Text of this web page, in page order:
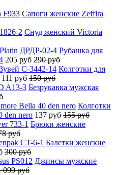
Сапоги женские Zeffira
Снуд женский Victoria
Рубашка для
205 руб 290 руб
Колготки для
111 руб 150 руб
Безрукавка мужская
Колготки
den nero 137 руб 155 руб
Брюки женские
руб
Балетки женские
300 руб
Джинсы мужские
099 руб